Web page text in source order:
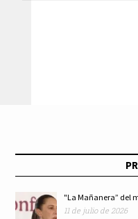
"La Mañanera” del
11 de julio de 2026